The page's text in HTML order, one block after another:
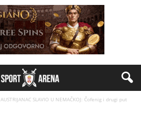
AUSTRIJANAC SLAVIO U NEMAČKOJ: Čofenig i drugi put